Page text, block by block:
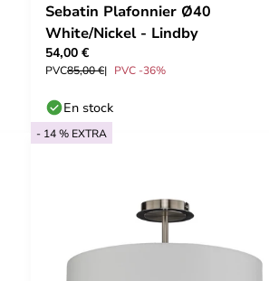
Sebatin Plafonnier Ø40
White/Nickel - Lindby
54,00 €
PVC85,00 € PVC -36%
En stock
- 14 % EXTRA